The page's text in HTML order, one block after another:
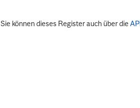
Sie können dieses Register auch über dieAPI